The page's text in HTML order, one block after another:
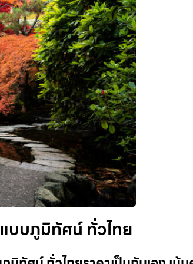
บบภูมิทัศน์ ทั่วไทย